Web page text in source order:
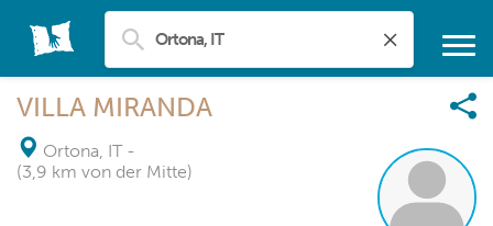
VILLA MIRANDA
Ortona, IT -
(3,9 km von der Mitte)